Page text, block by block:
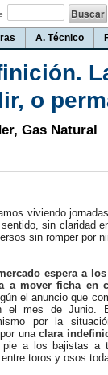
A. Técnico
o
Gas Natural
viviendo
sin claridad
sin romper por
espera a
a mover ficha en
el anuncio que
el mes de Junio.
por la
por unaclara
a los bajistas a
toros y osos